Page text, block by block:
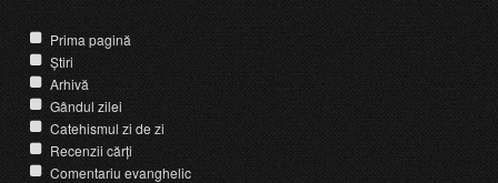
Prima pagină
Știri
Arhivă
Gândul zilei
Catehismul zi de zi
Recenzii cărți
Comentariu evanghelic